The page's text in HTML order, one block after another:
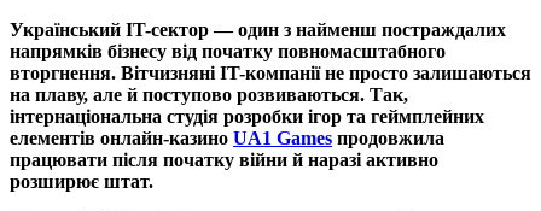
Український IT-сектор — один з найменш постраждалих
напрямків бізнесу від початку повномасштабного
вторгнення. Вітчизняні IT-компанії не просто залишаються
на плаву, але й поступово розвиваються. Так,
інтернаціональна студія розробки ігор та геймплейних
елементів онлайн-казино UA1 Games продовжила
працювати після початку війни й наразі активно
розширює штат.